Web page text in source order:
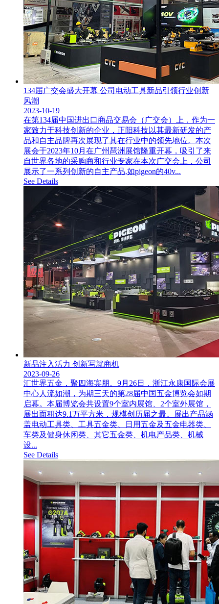
134届广交会盛大开幕 公司电动工具新品引领行业创新
风潮
2023-10-19
在第134届中国进出口商品交易会（广交会）上，作为一
家致力于科技创新的企业，正阳科技以其最新研发的产
品和自主品牌再次展现了其在行业中的领先地位。本次
展会于2023年10月在广州琶洲展馆隆重开幕，吸引了来
自世界各地的采购商和行业专家在本次广交会上，公司
展示了一系列创新的自主产品,如pigeon的40v...
See Details
新品注入活力 创新写就商机
2023-09-26
汇世界五金，聚四海宾朋。9月26日，浙江永康国际会展
中心人流如潮，为期三天的第28届中国五金博览会如期
启幕。本届博览会共设置9个室内展馆、2个室外展馆，
展出面积达9.1万平方米，规模创历届之最。展出产品涵
盖电动工具类、工具五金类、日用五金及五金电器类、
车类及健身休闲类、其它五金类、机电产品类、机械
设...
See Details